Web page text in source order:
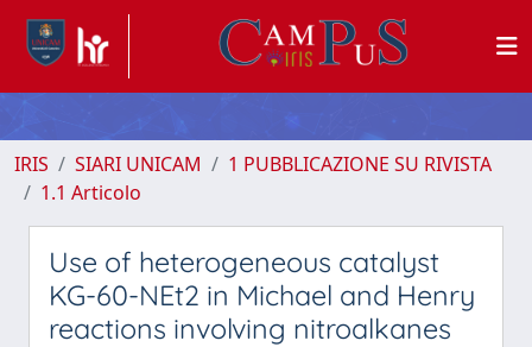
IRIS SIARI UNICAM
1 PUBBLICAZIONE SU RIVISTA
1.1 Articolo
Use of heterogeneous catalyst
KG-60-NEt2 in Michael and Henry
reactions involving nitroalkanes